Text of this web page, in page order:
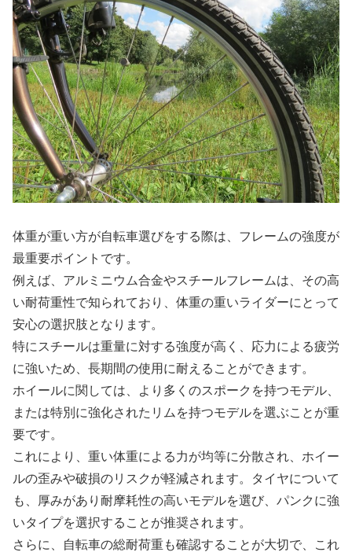
体重が重い方が自転車選びをする際は、フレームの強度が
最重要ポイントです。
例えば、アルミニウム合金やスチールフレームは、その高
い耐荷重性で知られており、体重の重いライダーにとって
安心の選択肢となります。
特にスチールは重量に対する強度が高く、応力による疲労
に強いため、長期間の使用に耐えることができます。
ホイールに関しては、より多くのスポークを持つモデル、
または特別に強化されたリムを持つモデルを選ぶことが重
要です。
これにより、重い体重による力が均等に分散され、ホイー
ルの歪みや破損のリスクが軽減されます。タイヤについて
も、厚みがあり耐摩耗性の高いモデルを選び、パンクに強
いタイプを選択することが推奨されます。
さらに、自転車の総耐荷重も確認することが大切で、これ